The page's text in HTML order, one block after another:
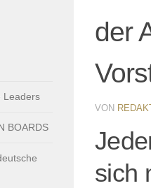
der
VON
sich
Leaders
BOARDS